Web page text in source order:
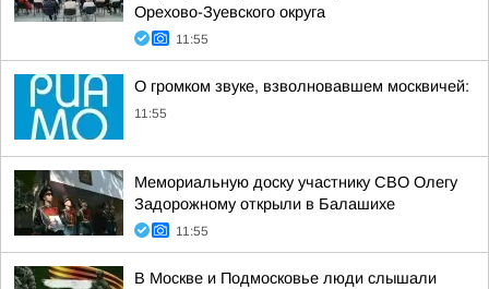
Орехово-Зуевского округа
11:55
О громком звуке, взволновавшем москвичей:
11:55
Мемориальную доску участнику СВО Олегу
Задорожному открыли в Балашихе
11:55
В Москве и Подмосковье люди слышали